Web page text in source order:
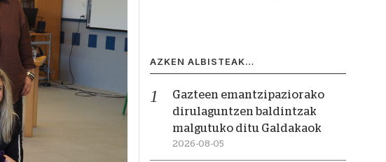
AZKEN ALBISTEAK…
Gazteen emantzipaziorako
dirulaguntzen baldintzak
malgutuko ditu Galdakaok
2026-08-05